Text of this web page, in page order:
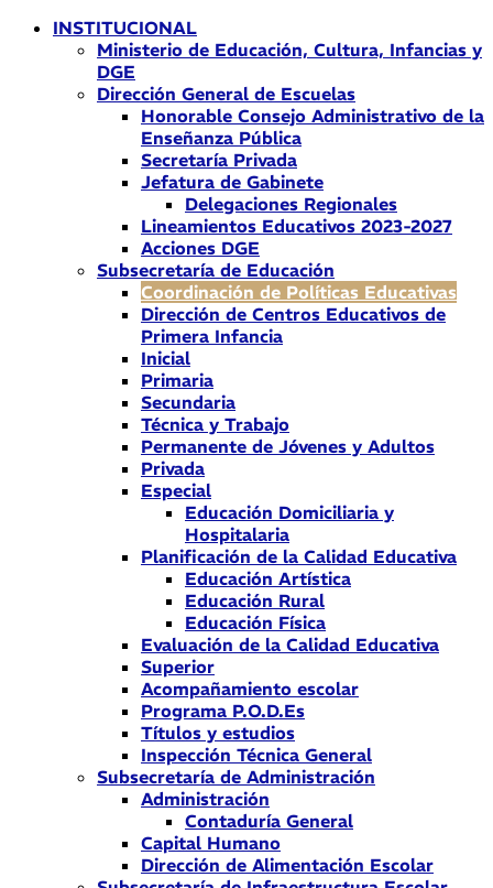
INSTITUCIONAL
Ministerio de Educación, Cultura, Infancias y
DGE
Dirección General de Escuelas
Honorable Consejo Administrativo de la
Enseñanza Pública
Secretaría Privada
Jefatura de Gabinete
Delegaciones Regionales
Lineamientos Educativos 2023-2027
Acciones DGE
Subsecretaría de Educación
Coordinación de Políticas Educativas
Dirección de Centros Educativos de
Primera Infancia
Inicial
Primaria
Secundaria
Técnica y Trabajo
Permanente de Jóvenes y Adultos
Privada
Especial
Educación Domiciliaria y
Hospitalaria
Planificación de la Calidad Educativa
Educación Artística
Educación Rural
Educación Física
Evaluación de la Calidad Educativa
Superior
Acompañamiento escolar
Programa P.O.D.Es
Títulos y estudios
Inspección Técnica General
Subsecretaría de Administración
Administración
Contaduría General
Capital Humano
Dirección de Alimentación Escolar